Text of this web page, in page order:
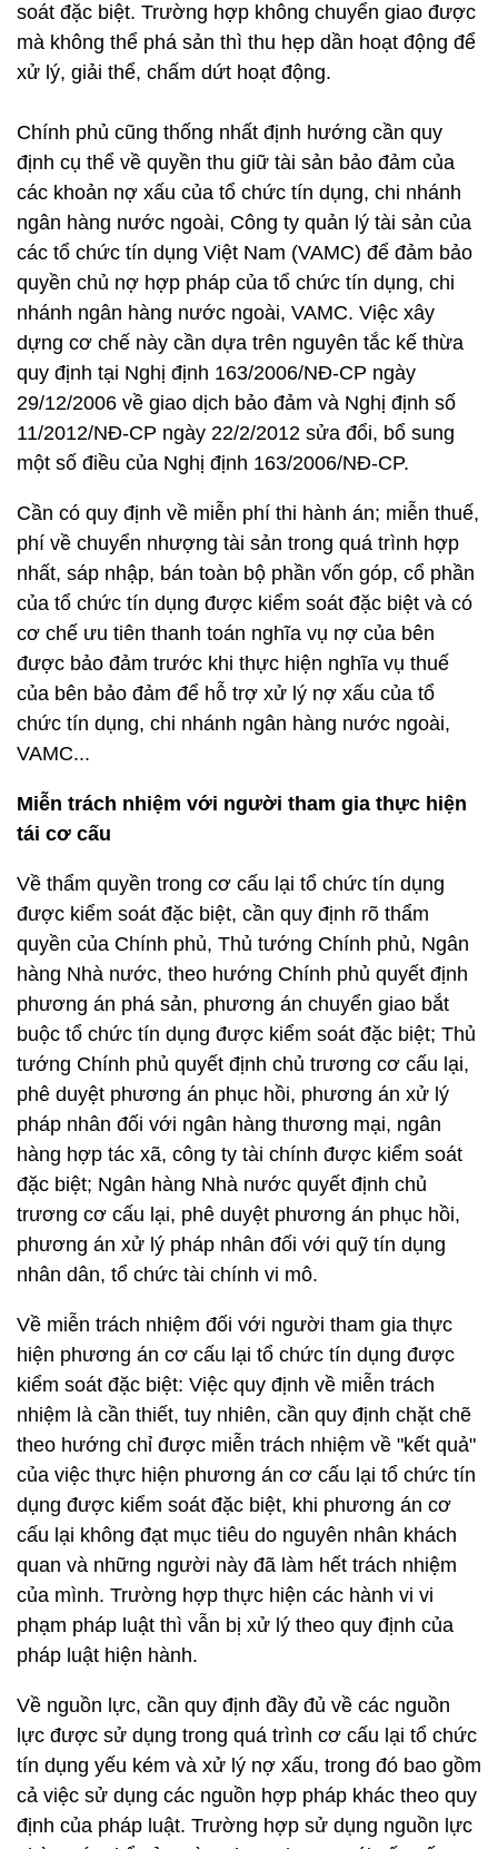
soát đặc biệt. Trường hợp không chuyển giao được
mà không thể phá sản thì thu hẹp dần hoạt động để
xử lý, giải thể, chấm dứt hoạt động.
Chính phủ cũng thống nhất định hướng cần quy
định cụ thể về quyền thu giữ tài sản bảo đảm của
các khoản nợ xấu của tổ chức tín dụng, chi nhánh
ngân hàng nước ngoài, Công ty quản lý tài sản của
các tổ chức tín dụng Việt Nam (VAMC) để đảm bảo
quyền chủ nợ hợp pháp của tổ chức tín dụng, chi
nhánh ngân hàng nước ngoài, VAMC. Việc xây
dựng cơ chế này cần dựa trên nguyên tắc kế thừa
quy định tại Nghị định 163/2006/NĐ-CP ngày
29/12/2006 về giao dịch bảo đảm và Nghị định số
11/2012/NĐ-CP ngày 22/2/2012 sửa đổi, bổ sung
một số điều của Nghị định 163/2006/NĐ-CP.
Cần có quy định về miễn phí thi hành án; miễn thuế,
phí về chuyển nhượng tài sản trong quá trình hợp
nhất, sáp nhập, bán toàn bộ phần vốn góp, cổ phần
của tổ chức tín dụng được kiểm soát đặc biệt và có
cơ chế ưu tiên thanh toán nghĩa vụ nợ của bên
được bảo đảm trước khi thực hiện nghĩa vụ thuế
của bên bảo đảm để hỗ trợ xử lý nợ xấu của tổ
chức tín dụng, chi nhánh ngân hàng nước ngoài,
VAMC...
Miễn trách nhiệm với người tham gia thực hiện
tái cơ cấu
Về thẩm quyền trong cơ cấu lại tổ chức tín dụng
được kiểm soát đặc biệt, cần quy định rõ thẩm
quyền của Chính phủ, Thủ tướng Chính phủ, Ngân
hàng Nhà nước, theo hướng Chính phủ quyết định
phương án phá sản, phương án chuyển giao bắt
buộc tổ chức tín dụng được kiểm soát đặc biệt; Thủ
tướng Chính phủ quyết định chủ trương cơ cấu lại,
phê duyệt phương án phục hồi, phương án xử lý
pháp nhân đối với ngân hàng thương mại, ngân
hàng hợp tác xã, công ty tài chính được kiểm soát
đặc biệt; Ngân hàng Nhà nước quyết định chủ
trương cơ cấu lại, phê duyệt phương án phục hồi,
phương án xử lý pháp nhân đối với quỹ tín dụng
nhân dân, tổ chức tài chính vi mô.
Về miễn trách nhiệm đối với người tham gia thực
hiện phương án cơ cấu lại tổ chức tín dụng được
kiểm soát đặc biệt: Việc quy định về miễn trách
nhiệm là cần thiết, tuy nhiên, cần quy định chặt chẽ
theo hướng chỉ được miễn trách nhiệm về "kết quả"
của việc thực hiện phương án cơ cấu lại tổ chức tín
dụng được kiểm soát đặc biệt, khi phương án cơ
cấu lại không đạt mục tiêu do nguyên nhân khách
quan và những người này đã làm hết trách nhiệm
của mình. Trường hợp thực hiện các hành vi vi
phạm pháp luật thì vẫn bị xử lý theo quy định của
pháp luật hiện hành.
Về nguồn lực, cần quy định đầy đủ về các nguồn
lực được sử dụng trong quá trình cơ cấu lại tổ chức
tín dụng yếu kém và xử lý nợ xấu, trong đó bao gồm
cả việc sử dụng các nguồn hợp pháp khác theo quy
định của pháp luật. Trường hợp sử dụng nguồn lực